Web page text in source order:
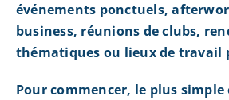
événements ponctuels,
business, réunions de clubs,
thématiques ou lieux de travail
Pour commencer, le plus